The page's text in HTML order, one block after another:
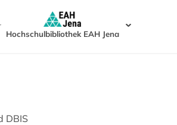
Hochschulbibliothek EAH Jena
DBIS